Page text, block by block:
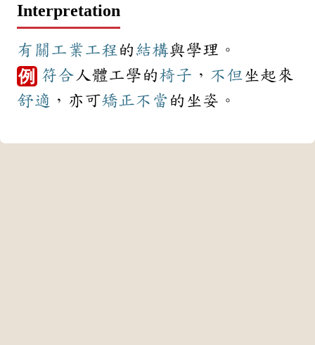
Interpretation
有關 工業工程 的結構與學理。
例 符合 人體工學的椅子 ， 不但坐起來
舒適 ，亦可矯正不當 的坐姿。